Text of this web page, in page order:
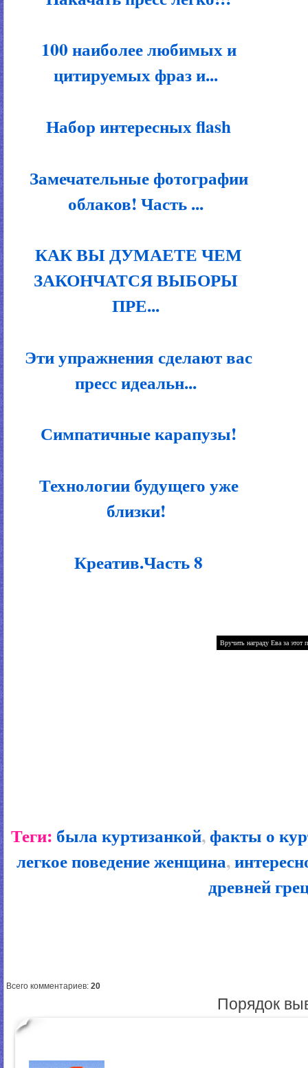
100 наиболее любимых и
цитируемых фраз и...
Набор интересных flash
Замечательные фотографии
облаков! Часть ...
КАК ВЫ ДУМАЕТЕ ЧЕМ
ЗАКОНЧАТСЯ ВЫБОРЫ
ПРЕ...
Эти упражнения сделают вас
пресс идеальн...
Симпатичные карапузы!
Технологии будущего уже
близки!
Креатив.Часть 8
Теги: была куртизанкой,факты о
легкое поведение женщина,
древней
Всего комментариев: 20
Порядок